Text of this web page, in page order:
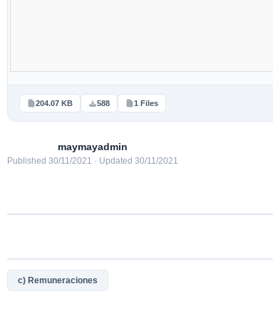
204.07 KB 588 1 Files
maymayadmin
Published 30/11/2021 · Updated 30/11/2021
c) Remuneraciones